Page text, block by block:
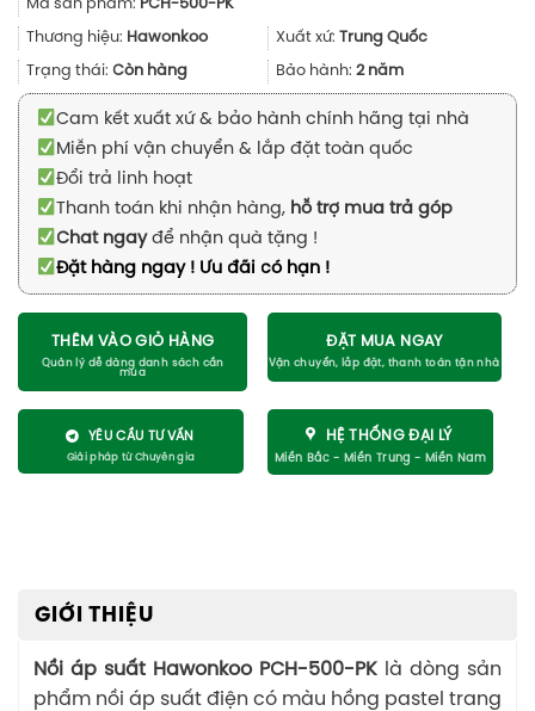
4.990.000₫.là:
3.690.000₫.
Mã sản phẩm: PCH-500-PK
Thương hiệu: Hawonkoo Xuất xứ: Trung Quốc
Trạng thái: Còn hàng Bảo hành: 2 năm
Cam kết xuất xứ & bảo hành chính hãng tại nhà
Miễn phí vận chuyển & lắp đặt toàn quốc
Đổi trả linh hoạt
Thanh toán khi nhận hàng, hỗ trợ mua trả góp
Chat ngayđể nhận quà tặng !
Đặt hàng ngay ! Ưu đãi có hạn !
THÊM VÀO GIỎ HÀNG ĐẶT MUA NGAY
YÊU CẦU TƯ VẤN HỆ THỐNG ĐẠI LÝ
GIỚI THIỆU
Nồi áp suất Hawonkoo PCH-500-PK là dòng sản
phẩm nồi áp suất điện có màu hồng pastel trang